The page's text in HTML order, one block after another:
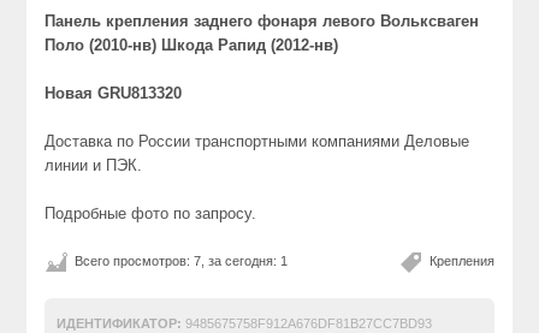
Панель крепления заднего фонаря левого Вольксваген
Поло (2010-нв) Шкода Рапид (2012-нв)
Новая GRU813320
Доставка по России транспортными компаниями Деловые
линии и ПЭК.
Подробные фото по запросу.
Крепления
Всего просмотров: 7, за сегодня: 1
ИДЕНТИФИКАТОР: 9485675758F912A676DF81B27CC7BD93